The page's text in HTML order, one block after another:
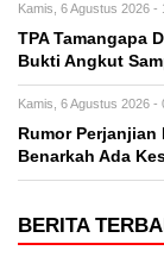
Kamis, 6 Agustus 2026 -
TPA Tamangapa
Bukti Angkut
Kamis, 6 Agustus 2026 -
Rumor Perjanjian
Benarkah Ada
BERITA